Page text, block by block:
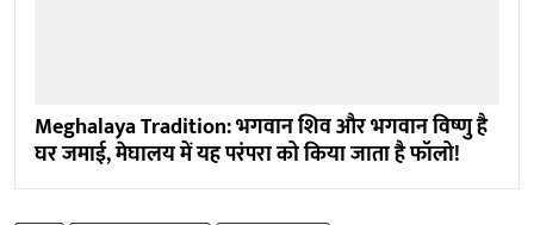
Meghalaya Tradition: भगवान शिव और भगवान विष्णु है
घर जमाई, मेघालय में यह परंपरा को किया जाता है फॉलो!